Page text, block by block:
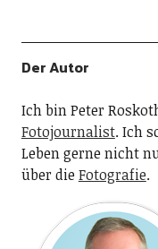
Der Autor
Ich bin Peter
Fotojournalist. Ich
Leben gerne nicht
über dieFotografie.